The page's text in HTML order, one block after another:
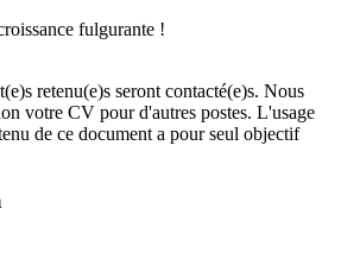
fulgurante !
retenu(e)s seront contacté(e)s. Nous
votre CV pour d'autres postes. L'usage
de ce document a pour seul objectif